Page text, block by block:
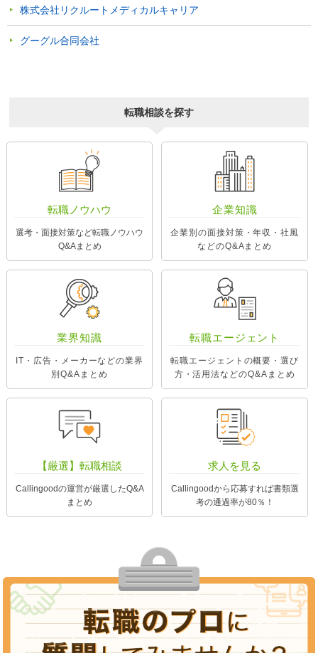
株式会社リクルートメディカルキャリア
グーグル合同会社
転職相談を探す
転職ノウハウ
選考・面接対策など転職ノウハウ
Q&Aまとめ
企業知識
企業別の面接対策・年収・社風
などのQ&Aまとめ
業界知識
IT・広告・メーカーなどの業界
別Q&Aまとめ
転職エージェント
転職エージェントの概要・選び
方・活用法などのQ&Aまとめ
【厳選】転職相談
Callingoodの運営が厳選したQ&A
まとめ
求人を見る
Callingoodから応募すれば書類選
考の通過率が80％！